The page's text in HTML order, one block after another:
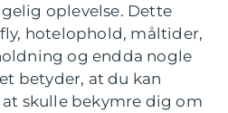
oplevelse. Dette
hotelophold, måltider,
og endda nogle
betyder, at du kan
skulle bekymre dig om